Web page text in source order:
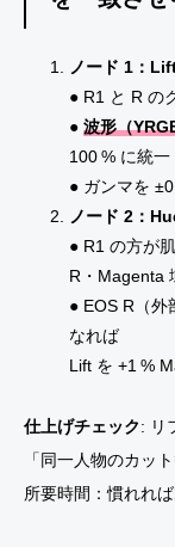
ノード 1：
● R1 と R の
● 波形（
100 % に統一
● ガンマを
ノード 2：
● R1 の方が
R・Magenta
● EOS R（外
なれば
Lift を +1 %
仕上げチェック: リ
「同一人物のカッ
所要時間：慣れれば